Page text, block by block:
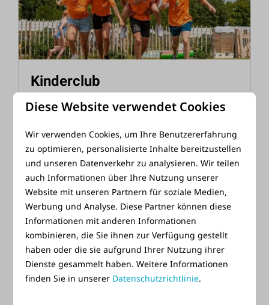
Kinderclub
Während der Ferien im Mai und der Sommerferien
veranstalten wir ein wunderbares Animationsprogramm
Mehr
Diese Website verwendet Cookies
Wir verwenden Cookies, um Ihre Benutzererfahrung
zu optimieren, personalisierte Inhalte bereitzustellen
und unseren Datenverkehr zu analysieren. Wir teilen
auch Informationen über Ihre Nutzung unserer
Website mit unseren Partnern für soziale Medien,
Werbung und Analyse. Diese Partner können diese
Informationen mit anderen Informationen
kombinieren, die Sie ihnen zur Verfügung gestellt
haben oder die sie aufgrund Ihrer Nutzung ihrer
Dienste gesammelt haben. Weitere Informationen
finden Sie in unserer Datenschutzrichtlinie.